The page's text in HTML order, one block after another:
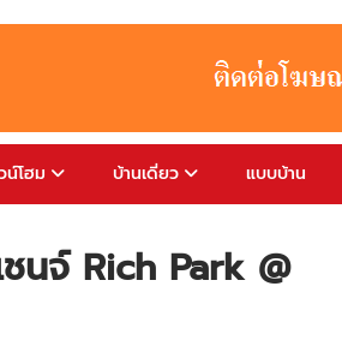
น์โฮม บ้านเดี่ยว แบบบ้าน
นจ์ Rich Park @